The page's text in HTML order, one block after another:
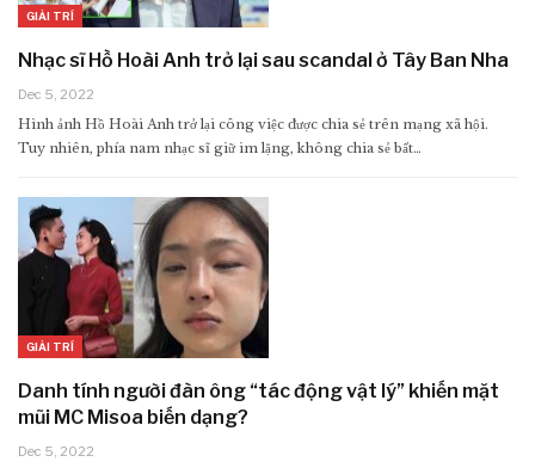
GIẢI TRÍ
Nhạc sĩ Hồ Hoài Anh trở lại sau scandal ở Tây Ban Nha
Dec 5, 2022
Hình ảnh Hồ Hoài Anh trở lại công việc được chia sẻ trên mạng xã hội.
Tuy nhiên, phía nam nhạc sĩ giữ im lặng, không chia sẻ bất…
GIẢI TRÍ
Danh tính người đàn ông “tác động vật lý” khiến mặt
mũi MC Misoa biến dạng?
Dec 5, 2022